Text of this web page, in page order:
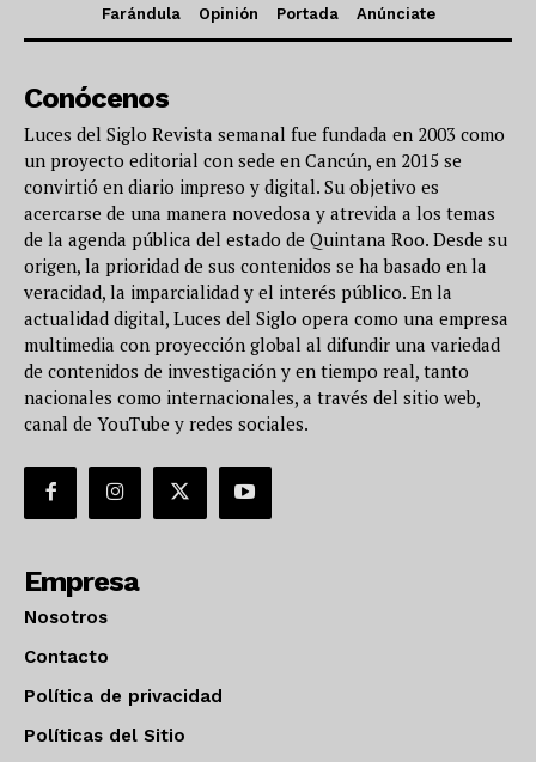
Farándula
Opinión Portada Anúnciate
Conócenos
Luces del Siglo Revista semanal fue fundada en 2003 como
un proyecto editorial con sede en Cancún, en 2015 se
convirtió en diario impreso y digital. Su objetivo es
acercarse de una manera novedosa y atrevida a los temas
de la agenda pública del estado de Quintana Roo. Desde su
origen, la prioridad de sus contenidos se ha basado en la
veracidad, la imparcialidad y el interés público. En la
actualidad digital, Luces del Siglo opera como una empresa
multimedia con proyección global al difundir una variedad
de contenidos de investigación y en tiempo real, tanto
nacionales como internacionales, a través del sitio web,
canal de YouTube y redes sociales.
Empresa
Nosotros
Contacto
Política de privacidad
Políticas del Sitio